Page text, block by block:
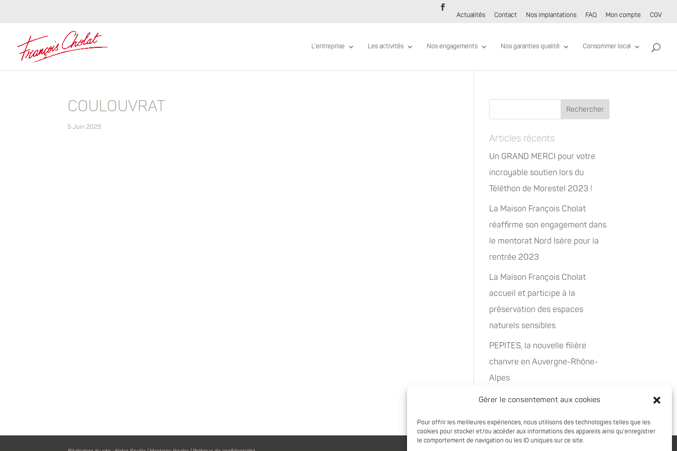
Gérer le consentement aux cookies
Pour offrir les meilleures expériences, nous utilisons des technologies telles que les
cookies pour stocker et/ou accéder aux informations des appareils ainsi qu'enregistrer
le comportement de navigation ou les ID uniques sur ce site.
Actualités Contact Nos implantations FAQ Mon compte CGV
L’entreprise Les activités Nos engagements Nos garanties qualité Consommer local
COULOUVRAT
5 Juin 2023
Articles récents
Un GRAND MERCI pour votre
incroyable soutien lors du
Téléthon de Morestel 2023 !
La Maison François Cholat
réaffirme son engagement dans
le mentorat Nord Isère pour la
rentrée 2023
La Maison François Cholat
accueil et participe à la
préservation des espaces
naturels sensibles
PEPITES, la nouvelle filière
chanvre en Auvergne-Rhône-
Alpes
Rachat de 5 sites à Oxyane